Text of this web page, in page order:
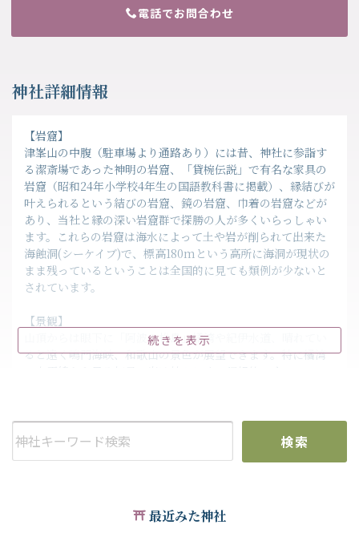
電話でお問合わせ
神社詳細情報
【岩窟】
津峯山の中腹（駐車場より通路あり）には昔、神社に参詣す
る潔斎場であった神明の岩窟、「貸椀伝説」で有名な家具の
岩窟（昭和24年小学校4年生の国語教科書に掲載）、縁結びが
叶えられるという結びの岩窟、鏡の岩窟、巾着の岩窟などが
あり、当社と縁の深い岩窟群で探勝の人が多くいらっしゃい
ます。これらの岩窟は海水によって土や岩が削られて出来た
海蝕洞(シーケイブ)で、標高180mという高所に海洞が現状の
まま残っているということは全国的に見ても類例が少ないと
されています。
【景観】
山頂からは眼下に「阿波の松島」橘湾や紀伊水道、晴れてい
ると遠く鳴門海峡、和歌山の景色が展望できます。特に橘湾
の水平線から昇る初日の出は神々しく、幻想的です。
景色を楽しみながらのドライブは快適です。特に津峯神社は
桜の名所としても知られており、時期になると多くの人出に
るぎ岩」が見られます。
続きを表示
検索
最近みた神社